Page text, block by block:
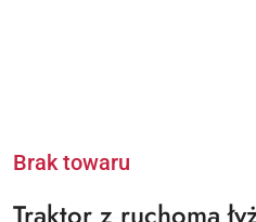
Brak towaru